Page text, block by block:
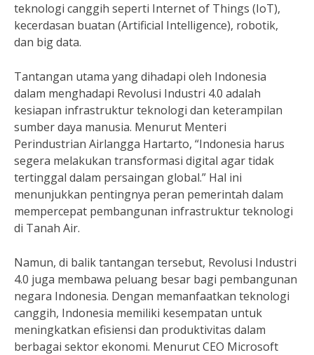
teknologi canggih seperti Internet of Things (IoT),
kecerdasan buatan (Artificial Intelligence), robotik,
dan big data.
Tantangan utama yang dihadapi oleh Indonesia
dalam menghadapi Revolusi Industri 4.0 adalah
kesiapan infrastruktur teknologi dan keterampilan
sumber daya manusia. Menurut Menteri
Perindustrian Airlangga Hartarto, “Indonesia harus
segera melakukan transformasi digital agar tidak
tertinggal dalam persaingan global.” Hal ini
menunjukkan pentingnya peran pemerintah dalam
mempercepat pembangunan infrastruktur teknologi
di Tanah Air.
Namun, di balik tantangan tersebut, Revolusi Industri
4.0 juga membawa peluang besar bagi pembangunan
negara Indonesia. Dengan memanfaatkan teknologi
canggih, Indonesia memiliki kesempatan untuk
meningkatkan efisiensi dan produktivitas dalam
berbagai sektor ekonomi. Menurut CEO Microsoft